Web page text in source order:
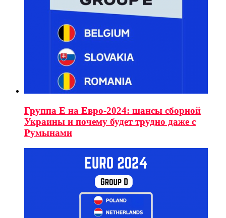
Группа E на Евро-2024: шансы сборной
Украины и почему будет трудно даже с
Румынами